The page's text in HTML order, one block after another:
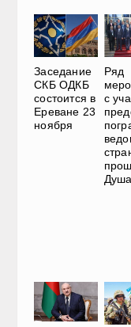
Заседание
СКБ ОДКБ
состоится в
Ереване 23
ноября
Ряд
с